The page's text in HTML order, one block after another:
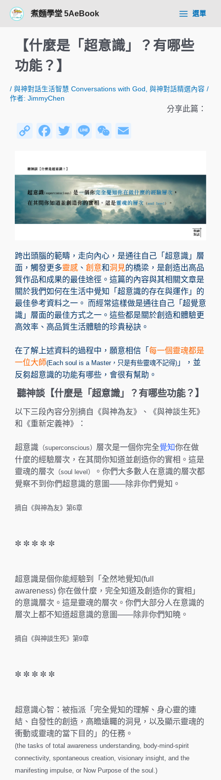
煮麵學堂 5AeBook
Main
選單
【什麼是「超意識」？有哪些
功能？】
/ 與神對話生活智慧 Conversations with God 與神對話精選內容 /
作者: JimmyChen
分享此篇：
C
p
y
Li
n
k
F
e
b
o
o
T
er
Li
W
h
at
跨出頭腦的範疇，走向內心，是通往自己「超意識」層
面，觸發更多靈感 、 創意和洞見的橋梁，是創造出高品
質作品和成果的最佳途徑。這篇的內容與其相關文章是
關於我們如何在生活中覺知「超意識的存在與運作」的
最佳參考資料之一。 而經常這樣做是通往自己「超覺意
識」層面的最佳方式之一。這些都是關於創造和體驗更
高效率、高品質生活體驗的珍貴秘訣。
在了解上述資料的過程中，願意相信「 每一個靈魂都是
一位大師(Each soul is a Master，只是有些靈魂不記得) 」，並
反芻超意識的功能有哪些，會很有幫助。
聽神談【什麼是「超意識」？有哪些功能？】
以下三段內容分別摘自《與神為友》、《與神談生死》
和《重新定義神》：
超意識 （superconscious） 層次是一個你完全覺知你在做
什麼的經驗層次，在其間你知道並創造你的實相。這是
靈魂的層次 （soul level）
。你們大多數人在意識的層次都
覺察不到你們超意識的意圖——除非你們覺知。
摘自《與神為友》第6章
✼ ✼ ✼ ✼ ✼
超意識是個你能經驗到「全然地覺知(full
awareness) 你在做什麼，完全知道及創造你的實相」
的意識層次。這是靈魂的層次。你們大部分人在意識的
層次上都不知道超意識的意圖——除非你們知曉。
摘自《與神談生死》第9章
✼ ✼ ✼ ✼ ✼
超意識心智：被指派「完全覺知的理解、身心靈的連
結、自發性的創造，高瞻遠矚的洞見，以及顯示靈魂的
衝動或靈魂的當下目的」的任務。
(the tasks of total awareness understanding, body-mind-spirit
connectivity, spontaneous creation, visionary insight, and the
manifesting impulse, or Now Purpose of the soul.)
navigation